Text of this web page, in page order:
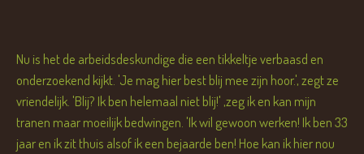
Nu is het de arbeidsdeskundige die een tikkeltje verbaasd en
onderzoekend kijkt. 'Je mag hier best blij mee zijn hoor.', zegt ze
vriendelijk. 'Blij? Ik ben helemaal niet blij!' ,zeg ik en kan mijn
tranen maar moeilijk bedwingen. 'Ik wil gewoon werken! Ik ben 33
jaar en ik zit thuis alsof ik een bejaarde ben! Hoe kan ik hier nou